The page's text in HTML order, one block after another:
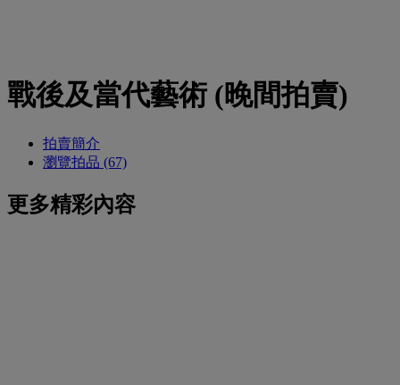
戰後及當代藝術 (晚間拍賣)
拍賣簡介
瀏覽拍品 (67)
更多精彩內容